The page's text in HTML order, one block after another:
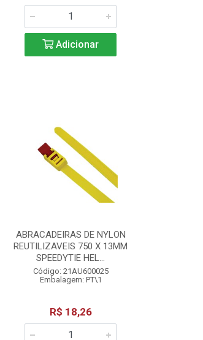
Adicionar
ABRACADEIRAS DE NYLON
REUTILIZAVEIS 750 X 13MM
SPEEDYTIE HEL...
Código: 21AU600025
Embalagem: PT\1
R$ 18,26